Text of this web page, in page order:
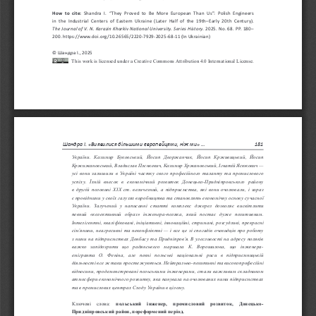
How to cite: Shandra I. “They Proved to Be More European Than Us”: Polish Engineers
in  the  Industrial Centers of Eastern Ukraine (Later Half of the 19th–Early 20th Century).
The  Journal of V. N. Karazin Kharkiv National University. Series History. 2025. No. 68. PP. 180–
200. https://www.doi.org/10.26565/2220-7929-2025-68-11 (In Ukrainian)
© Шандра І., 2025
This work is licensed under a Creative Commons Attribution 4.0 International License.
181
Шандра І. «Виявилися більшими європейцями, ніж ми» ...
України.  Казимир  Буковський,  Йосип  Дворжанчик,  Йосип  Крживицький,  Йосип
Кржижановський, Владислав Плєнкевич, Казимир Хржановський, Ігнатій Ясюкович
усі вони залишили в Україні частку свого професійного таланту та промислового
успіху.  Їхній  внесок  в
економічний  розвиток  Донецько-Придніпровського  району
в  другій половині ХІХ ст. величезний, а підприємства, які вони очолювали, і зараз
є провідними у своїх галузях виробництва та становлять економічну основу сучасної
України.  Залучений  у написанні  статті  комплекс  джерел  дозволяє  висвітлити
певний  «колективний  образ»  інженера-поляка,  який  постає  дуже  позитивним.
Інтелігентні, кваліфіковані, ініціативні, інноваційні, стримані, розсудливі, прекрасні
сім’янини, неагресивні та неконфліктні — і   все це зі  спогадів очевидців про роботу
з  ними на підприємствах Донбасу та Придніпров’я. В улесливості на адресу поляків
важко  запідозрити  що
радянського  маршала  К. Ворошилова,  що
інженера-
емігранта  О.
Феніна,  але певні  польські  національні  риси  в
підприємницькій
діяльності все ж таки простежуються. Нейтрально-позитивні та високопрофесійні
відносини, продемонстровані польськими інженерами, стали важливим складником
атмосфери економічного розвитку, яка панувала на очолюваних ними підприємствах
та в промислових центрах Сходу України в цілому.
Ключові   слова:
польський  інженер,  промисловий  розвиток,  Донецько-
Придніпровський район, пореформений період.